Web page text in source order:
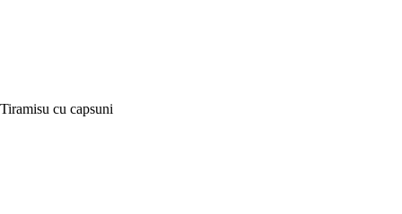
Tiramisu cu capsuni